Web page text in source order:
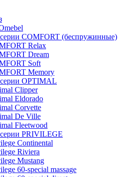
COMFORT (беспружинные)
Relax
Dream
Soft
Memory
OPTIMAL
Clipper
Eldorado
Corvette
De Ville
Fleetwood
PRIVILEGE
Continental
Riviera
Mustang
60-special massage